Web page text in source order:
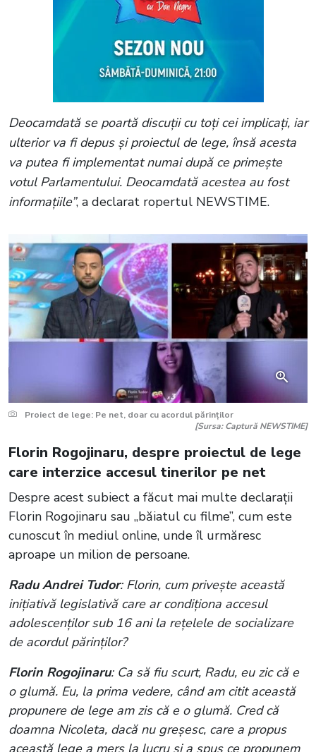
Deocamdată se poartă discuții cu toți cei implicați, iar
ulterior va fi depus și proiectul de lege, însă acesta
va putea fi implementat numai după ce primește
votul Parlamentului. Deocamdată acestea au fost
informațiile”, a declarat ropertul NEWSTIME.
Proiect de lege: Pe net, doar cu acordul părinților
[Sursa: Captură NEWSTIME]
Florin Rogojinaru, despre proiectul de lege
care interzice accesul tinerilor pe net
Despre acest subiect a făcut mai multe declarații
Florin Rogojinaru sau „băiatul cu filme”, cum este
cunoscut în mediul online, unde îl urmăresc
aproape un milion de persoane.
Radu Andrei Tudor: Florin, cum privește această
inițiativă legislativă care ar condiționa accesul
adolescenților sub 16 ani la rețelele de socializare
de acordul părinților?
Florin Rogojinaru: Ca să fiu scurt, Radu, eu zic că e
o glumă. Eu, la prima vedere, când am citit această
propunere de lege am zis că e o glumă. Cred că
doamna Nicoleta, dacă nu greșesc, care a propus
această lege a mers la lucru și a spus ce propunem